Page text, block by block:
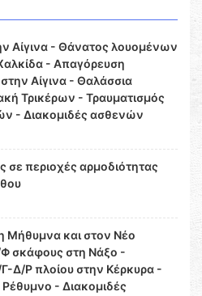
Αίγινα - Θάνατος λουομένων
- Απαγόρευση
Αίγινα - Θαλάσσια
Τρικέρων - Τραυματισμός
- Διακομιδές ασθενών
περιοχές αρμοδιότητας
Μήθυμνα και στον Νέο
σκάφους στη Νάξο -
Δ/Ρ πλοίου στην Κέρκυρα -
- Διακομιδές